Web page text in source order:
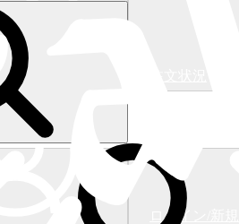
ちら>>>
ログイン/新